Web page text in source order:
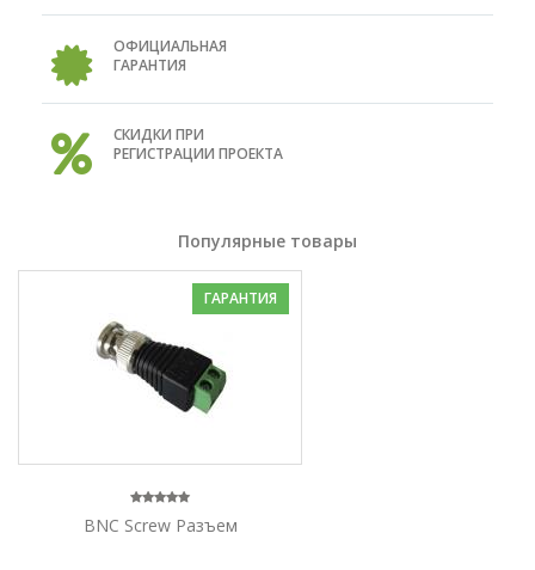
ОФИЦИАЛЬНАЯ
ГАРАНТИЯ
СКИДКИ ПРИ
РЕГИСТРАЦИИ ПРОЕКТА
Популярные товары
ГАРАНТИЯ
BNC Screw Разъем